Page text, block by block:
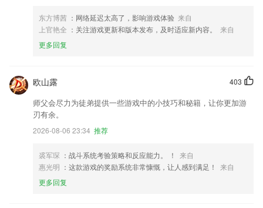
东方博茜 ：网络延迟太高了，影响游戏体验 来自
上官艳全 ：关注游戏更新和版本发布，及时适应新内容。
来自
更多回复
403
欧山露
师父会尽力为徒弟提供一些游戏中的小技巧和秘籍，让你更加游
刃有余。
2026-08-06 23:34 推荐
裘军琛 ：战斗系统考验策略和反应能力。 ！
来自
惠光明 ：这款游戏的奖励系统非常慷慨，让人感到满足！
来自
更多回复